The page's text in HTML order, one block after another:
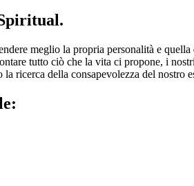
meglio la propria personalità e
tutto ciò che la vita ci propone, i
ricerca della consapevolezza del nostro